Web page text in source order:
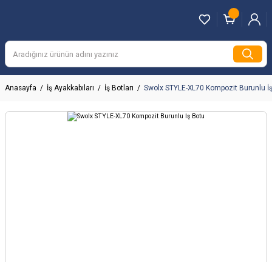
Anasayfa İş Ayakkabıları İş Botları Swolx STYLE-XL70 Kompozit Burunlu